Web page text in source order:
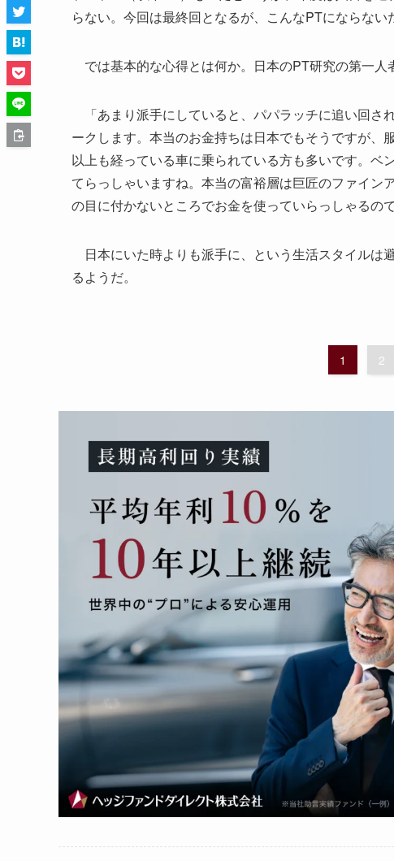
らない。今回は最終回となるが、こんなPTにならない
では基本的な心得とは何か。日本のPT研究の第一人
「あまり派手にしていると、パパラッチに追い回さ
ークします。本当のお金持ちは日本でもそうですが
以上も経っている車に乗られている方も多いです。ベ
てらっしゃいますね。本当の富裕層は巨匠のファイン
の目に付かないところでお金を使っていらっしゃるの
日本にいた時よりも派手に、という生活スタイルは
るようだ。
1 2